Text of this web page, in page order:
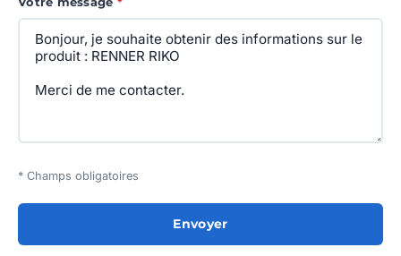
* Champs obligatoires
Envoyer